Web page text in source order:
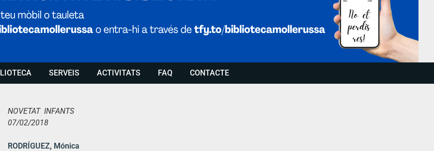
SERVEIS ACTIVITATS FAQ CONTACTE
NOVETAT INFANTS
07/02/2018
RODRÍGUEZ, Mónica